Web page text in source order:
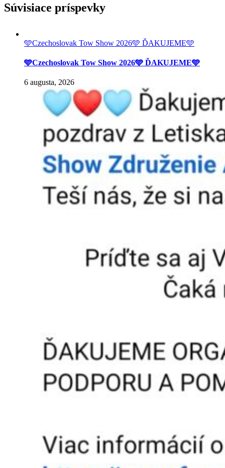
Súvisiace príspevky
🩵Czechoslovak Tow Show 2026🩵 ĎAKUJEME🩵
🩵Czechoslovak Tow Show 2026🩵 ĎAKUJEME🩵
6 augusta, 2026